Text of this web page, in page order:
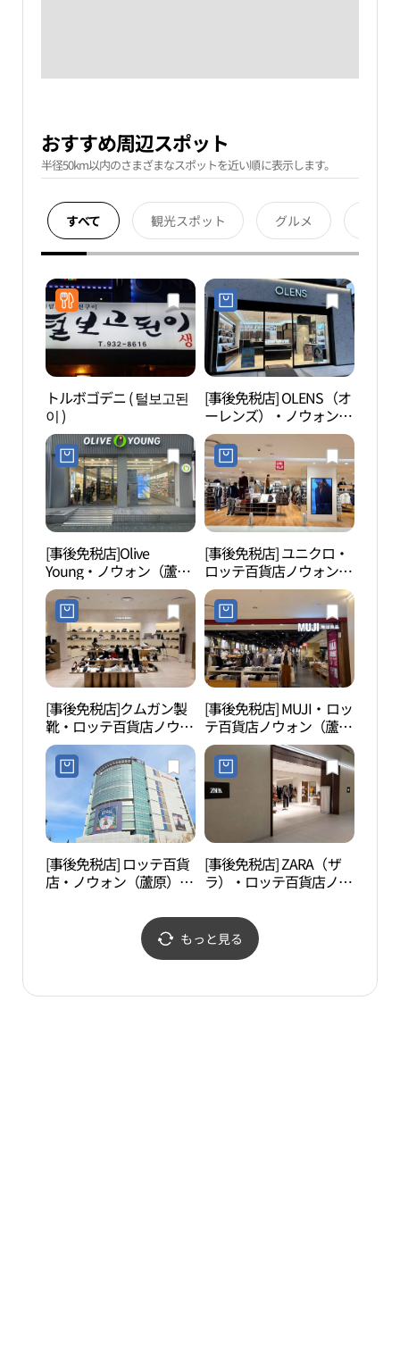
おすすめ周辺スポット
半径50km以内のさまざまなスポットを近い順に表示します。
すべて 観光スポット グルメ
トルボゴデニ ( 털보고된
이 )
[事後免税店] OLENS（オ
ーレンズ）・ノウォン
（蘆原）店(오렌즈 노원
점)
[事後免税店]Olive
Young・ノウォン（蘆
原）店(올리브영 노원점)
[事後免税店] ユニクロ・
ロッテ百貨店ノウォン
（蘆原）店(유니클로 롯
데백화점 노원점)
[事後免税店]クムガン製
靴・ロッテ百貨店ノウォ
ン（蘆原）店(금강제화
롯데백화점 노원점)
[事後免税店] MUJI・ロッ
テ百貨店ノウォン（蘆
原）店(MUJI 롯데백화점
노원점)
[事後免税店] ロッテ百貨
店・ノウォン（蘆原）店
[事後免税店] ZARA（ザ
ラ）・ロッテ百貨店ノウ
데백화점 노원점)
もっと見る